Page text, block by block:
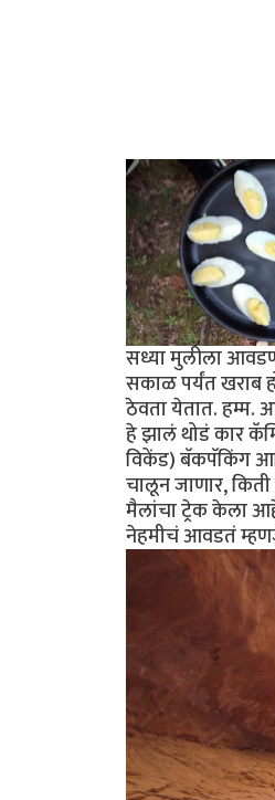
सध्या मुलीला
सकाळ पर्यंत खराब
ठेवता येतात. हम्म.
हे झालं थोडं कार
विकेंड) बॅकपॅकिंग
चालून जाणार,
मैलांचा ट्रेक केला
नेहमीचं आवडतं